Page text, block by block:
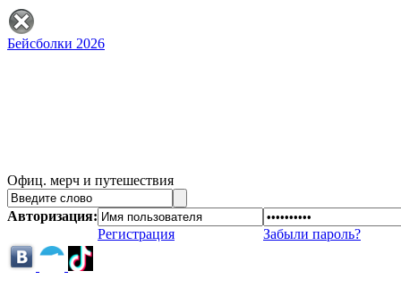
Бейсболки 2026
Офиц. мерч и путешествия
Авторизация:
Регистрация
Забыли пароль?